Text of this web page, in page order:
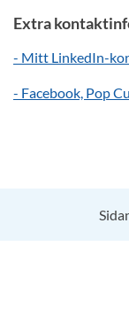
Extra
- Mitt LinkedIn-
- Facebook, Pop